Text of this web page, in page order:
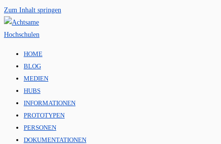
Zum Inhalt springen
HOME
BLOG
MEDIEN
HUBS
INFORMATIONEN
PROTOTYPEN
PERSONEN
DOKUMENTATIONEN